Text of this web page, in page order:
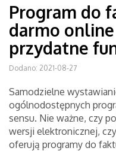
Program do
darmo
przydatne
Dodano: 2021-08-27
Samodzielne
ogólnodostępnych
sensu. Nie ważne, czy
wersji elektronicznej,
oferują programy do